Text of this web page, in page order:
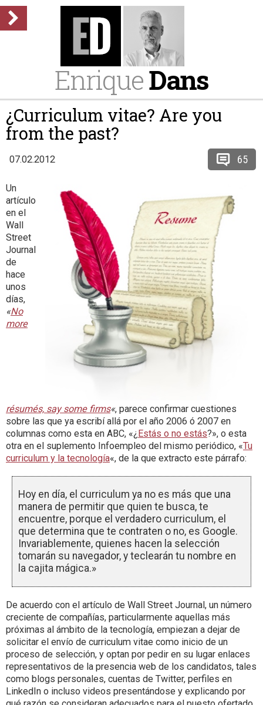
EnriqueDans
¿Curriculum vitae? Are you
from the past?
07.02.2012 65
Un
artículo
en el
Wall
Street
Journal
de
hace
unos
días,
«No
more
résumés, say some firms«, parece confirmar cuestiones
sobre las que ya escribí allá por el año 2006 ó 2007 en
columnas como esta en ABC, «¿ Estás o no estás?», o esta
otra en el suplemento Infoempleo del mismo periódico, «Tu
curriculum y la tecnología«, de la que extracto este párrafo:
Hoy en día, el curriculum ya no es más que una
manera de permitir que quien te busca, te
encuentre, porque el verdadero curriculum, el
que determina que te contraten o no, es Google.
Invariablemente, quienes hacen la selección
tomarán su navegador, y teclearán tu nombre en
la cajita mágica.»
De acuerdo con el artículo de Wall Street Journal, un número
creciente de compañías, particularmente aquellas más
próximas al ámbito de la tecnología, empiezan a dejar de
solicitar el envío de curriculum vitae como inicio de un
proceso de selección, y optan por pedir en su lugar enlaces
representativos de la presencia web de los candidatos, tales
como blogs personales, cuentas de Twitter, perfiles en
LinkedIn o incluso videos presentándose y explicando por